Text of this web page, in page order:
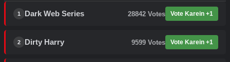
1 Dark Web Series 28842 Votes Vote Karein +1
2 Dirty Harry 9599 Votes Vote Karein +1